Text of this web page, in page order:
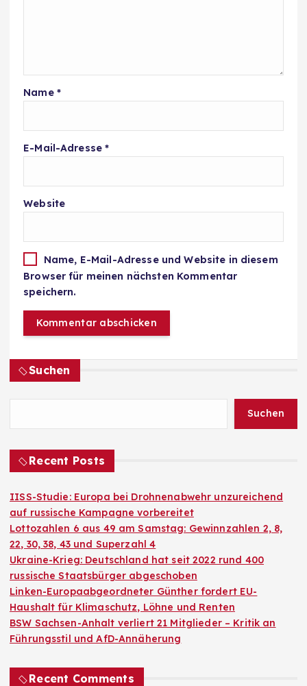
Name *
E-Mail-Adresse*
Website
Name, E-Mail-Adresse und Website in diesem
Browser für meinen nächsten Kommentar
speichern.
Suchen
Suchen
Recent Posts
IISS-Studie: Europa bei Drohnenabwehr unzureichend
auf russische Kampagne vorbereitet
Lottozahlen 6 aus 49 am Samstag: Gewinnzahlen 2, 8,
22, 30, 38, 43 und Superzahl 4
Ukraine-Krieg: Deutschland hat seit 2022 rund 400
russische Staatsbürger abgeschoben
Linken-Europaabgeordneter Günther fordert EU-
Haushalt für Klimaschutz, Löhne und Renten
BSW Sachsen-Anhalt verliert 21 Mitglieder – Kritik an
Führungsstil und AfD-Annäherung
Recent Comments